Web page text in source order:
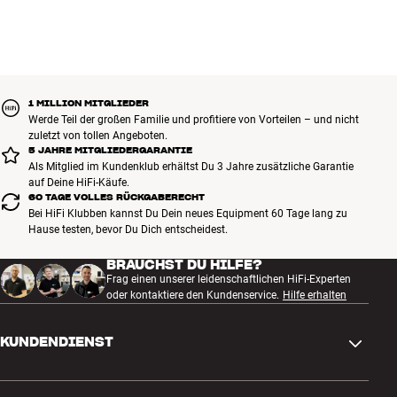
1 MILLION MITGLIEDER
Werde Teil der großen Familie und profitiere von Vorteilen – und nicht
zuletzt von tollen Angeboten.
5 JAHRE MITGLIEDERGARANTIE
Als Mitglied im Kundenklub erhältst Du 3 Jahre zusätzliche Garantie
auf Deine HiFi-Käufe.
60 TAGE VOLLES RÜCKGABERECHT
Bei HiFi Klubben kannst Du Dein neues Equipment 60 Tage lang zu
Hause testen, bevor Du Dich entscheidest.
BRAUCHST DU HILFE?
Frag einen unserer leidenschaftlichen HiFi-Experten
oder kontaktiere den Kundenservice. Hilfe erhalten
KUNDENDIENST